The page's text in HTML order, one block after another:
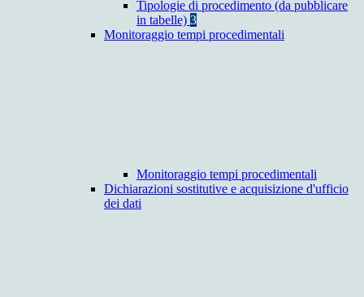
Tipologie di procedimento (da pubblicare
in tabelle) 3
Monitoraggio tempi procedimentali
Monitoraggio tempi procedimentali
Dichiarazioni sostitutive e acquisizione d'ufficio
dei dati